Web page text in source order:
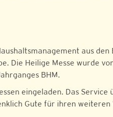
aus den
Die Heilige Messe wurde
BHM.
eingeladen. Das
Gute für ihren weiteren